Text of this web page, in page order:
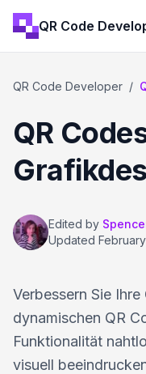
QR Code
QR Code Developer /
QR
Edited by
Updated
Verbessern Sie
dynamischen QR
Funktionalität
visuell